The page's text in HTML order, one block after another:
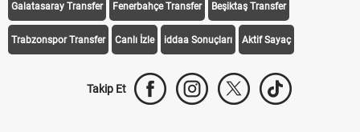
Galatasaray Transfer Fenerbahçe Transfer Beşiktaş Transfer
Trabzonspor Transfer Canlı İzle iddaa Sonuçları Aktif Sayaç
Takip Et